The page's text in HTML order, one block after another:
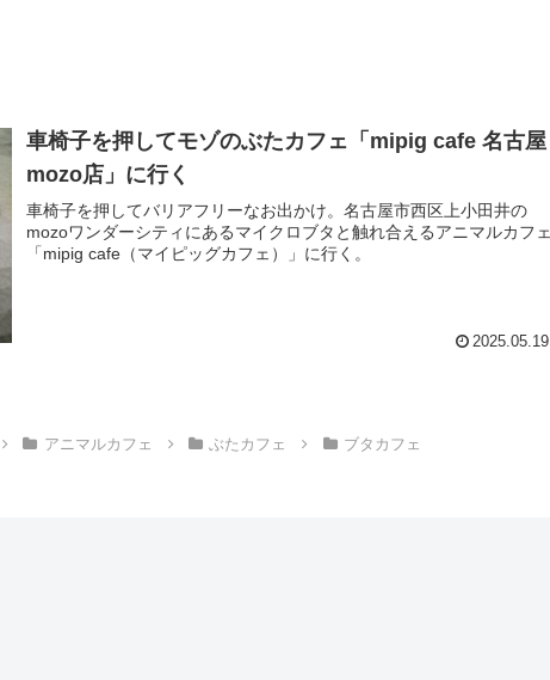
車椅子を押してモゾのぶたカフェ「mipig cafe 名古屋
mozo店」に行く
車椅子を押してバリアフリーなお出かけ。名古屋市西区上小田井の
mozoワンダーシティにあるマイクロブタと触れ合えるアニマルカフェ
「mipig cafe（マイピッグカフェ）」に行く。
2025.05.19
アニマルカフェ ぶたカフェ ブタカフェ